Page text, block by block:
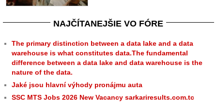
NAJČÍTANEJŠIE VO FÓRE
The primary distinction between a data lake and a data
warehouse is what constitutes data.The fundamental
difference between a data lake and data warehouse is the
nature of the data.
Jaké jsou hlavní výhody pronájmu auta
SSC MTS Jobs 2026 New Vacancy sarkariresults.com.tc